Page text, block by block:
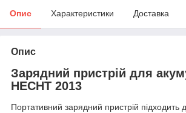
Опис Характеристики Доставка
Опис
Зарядний пристрій для
HECHT 2013
Портативний зарядний пристрій підходить